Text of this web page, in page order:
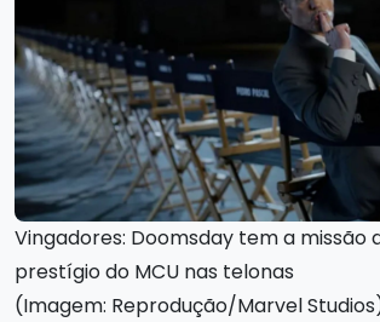
Vingadores: Doomsday tem a missão
prestígio do MCU nas telonas
(Imagem: Reprodução/Marvel